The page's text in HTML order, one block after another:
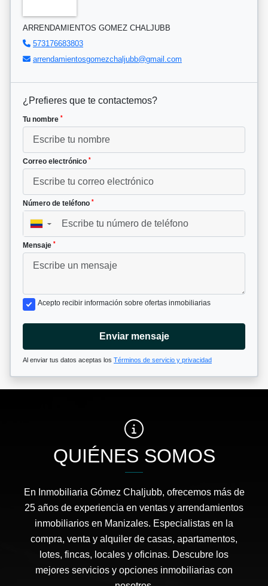
ARRENDAMIENTOS GOMEZ CHALJUBB
573176683803
arrendamientosgomezchaljubb@gmail.com
¿Prefieres que te contactemos?
Tu nombre *
Correo electrónico *
Número de teléfono *
▼
Mensaje *
Acepto recibir información sobre ofertas inmobiliarias
Enviar mensaje
Al enviar tus datos aceptas los Términos de servicio y privacidad
QUIÉNES SOMOS
En Inmobiliaria Gómez Chaljubb, ofrecemos más de
25 años de experiencia en ventas y arrendamientos
inmobiliarios en Manizales. Especialistas en la
compra, venta y alquiler de casas, apartamentos,
lotes, fincas, locales y oficinas. Descubre los
mejores servicios y opciones inmobiliarias con